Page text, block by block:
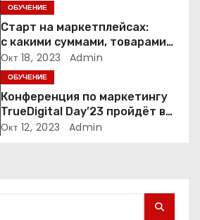
бьюти-рынок Беларуси?
ОБУЧЕНИЕ
Старт на маркетплейсах:
с какими суммами, товарами
и на каких площадках
начинают селлеры
Окт 18, 2023 Admin
ОБУЧЕНИЕ
Конференция по маркетингу
TrueDigital Day’23 пройдёт в
сентябре: рассказываем о ней
Окт 12, 2023 Admin